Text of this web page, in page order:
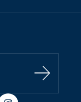
Sign Up